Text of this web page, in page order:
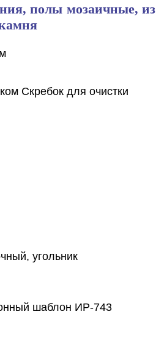
полы мозаичные, из
Скребок для очистки
угольник
шаблон ИР-743